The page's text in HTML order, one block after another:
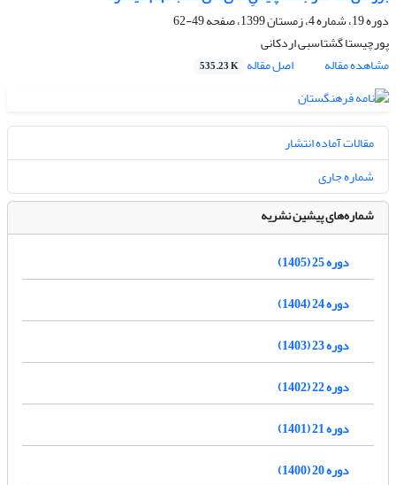
دوره 19، شماره 4، زمستان 1399، صفحه
49-62
پورچیستا گشتاسبی اردکانی
مشاهده مقاله
اصل مقاله 535.23 K
مقالات آماده انتشار
شماره جاری
شماره‌های پیشین نشریه
دوره 25 (1405)
دوره 24 (1404)
دوره 23 (1403)
دوره 22 (1402)
دوره 21 (1401)
دوره 20 (1400)